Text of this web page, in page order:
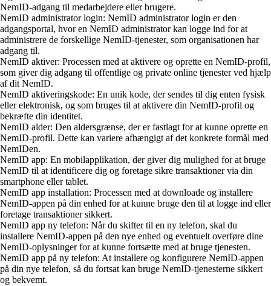
NemID-adgang til medarbejdere eller brugere.
NemID administrator login: NemID administrator login er den
adgangsportal, hvor en NemID administrator kan logge ind for at
administrere de forskellige NemID-tjenester, som organisationen har
adgang til.
NemID aktiver: Processen med at aktivere og oprette en NemID-profil,
som giver dig adgang til offentlige og private online tjenester ved hjælp
af dit NemID.
NemID aktiveringskode: En unik kode, der sendes til dig enten fysisk
eller elektronisk, og som bruges til at aktivere din NemID-profil og
bekræfte din identitet.
NemID alder: Den aldersgrænse, der er fastlagt for at kunne oprette en
NemID-profil. Dette kan variere afhængigt af det konkrete formål med
NemIDen.
NemID app: En mobilapplikation, der giver dig mulighed for at bruge
NemID til at identificere dig og foretage sikre transaktioner via din
smartphone eller tablet.
NemID app installation: Processen med at downloade og installere
NemID-appen på din enhed for at kunne bruge den til at logge ind eller
foretage transaktioner sikkert.
NemID app ny telefon: Når du skifter til en ny telefon, skal du
installere NemID-appen på den nye enhed og eventuelt overføre dine
NemID-oplysninger for at kunne fortsætte med at bruge tjenesten.
NemID app på ny telefon: At installere og konfigurere NemID-appen
på din nye telefon, så du fortsat kan bruge NemID-tjenesterne sikkert
og bekvemt.